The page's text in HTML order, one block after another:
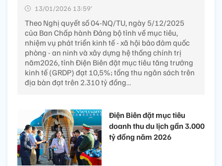
13/01/2026 13:59’
Theo Nghị quyết số 04-NQ/TU, ngày 5/12/2025
của Ban Chấp hành Đảng bộ tỉnh về mục tiêu,
nhiệm vụ phát triển kinh tế - xã hội bảo đảm quốc
phòng - an ninh và xây dựng hệ thống chính trị
năm2026, tỉnh Điện Biên đặt mục tiêu tăng trưởng
kinh tế (GRDP) đạt 10,5%; tổng thu ngân sách trên
địa bàn đạt trên 2.310 tỷ đồng…
Điện Biên đặt mục tiêu
doanh thu du lịch gần 3.000
tỷ đồng năm 2026